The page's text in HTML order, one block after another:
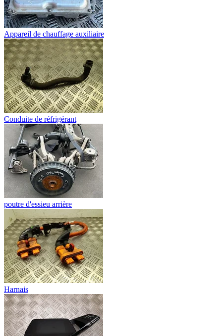
Appareil de chauffage auxiliaire
Conduite de réfrigérant
poutre d'essieu arrière
Harnais